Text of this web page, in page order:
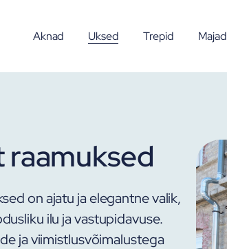
Aknad Uksed Trepid Majad
raamuksed
on ajatu ja elegantne valik,
ilu ja vastupidavuse.
ja viimistlusvõimalustega